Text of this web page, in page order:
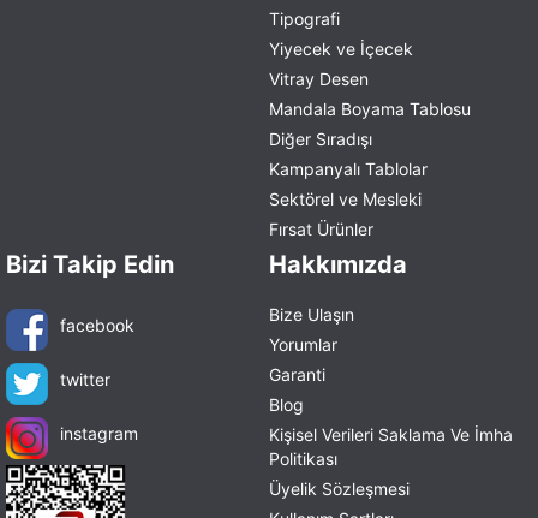
Tipografi
Yiyecek ve İçecek
Vitray Desen
Mandala Boyama Tablosu
Diğer Sıradışı
Kampanyalı Tablolar
Sektörel ve Mesleki
Fırsat Ürünler
Bizi Takip Edin
facebook
twitter
instagram
Hakkımızda
Bize Ulaşın
Yorumlar
Garanti
Blog
Kişisel Verileri Saklama Ve İmha
Politikası
Üyelik Sözleşmesi